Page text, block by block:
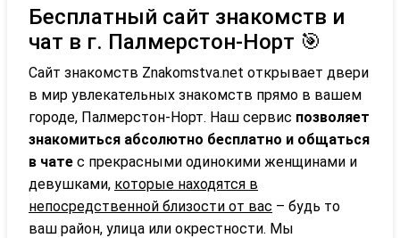
Бесплатный сайт знакомств и
чат в г. Палмерстон-Норт 🎯
Сайт знакомств Znakomstva.net открывает двери
в мир увлекательных знакомств прямо в вашем
городе, Палмерстон-Норт. Наш сервис позволяет
знакомиться абсолютно бесплатно и общаться
в чате с прекрасными одинокими женщинами и
девушками, которые находятся в
непосредственной близости от вас – будь то
ваш район, улица или окрестности. Мы